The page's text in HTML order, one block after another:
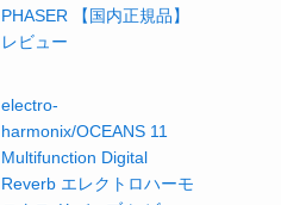
PHASER 【国内正規品】
レビュー
electro-
harmonix/OCEANS 11
Multifunction Digital
Reverb エレクトロハーモ